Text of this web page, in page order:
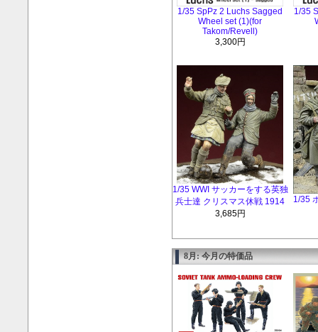
1/35 SpPz 2 Luchs Sagged
Wheel set (1)(for
Takom/Revell)
3,300円
1/35
1/35 WWI サッカーをする英独
兵士達 クリスマス休戦 1914
3,685円
1/35
8月: 今月の特価品